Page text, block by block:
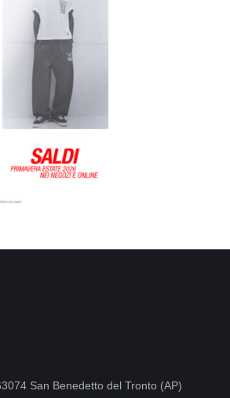
San Benedetto del Tronto (AP)